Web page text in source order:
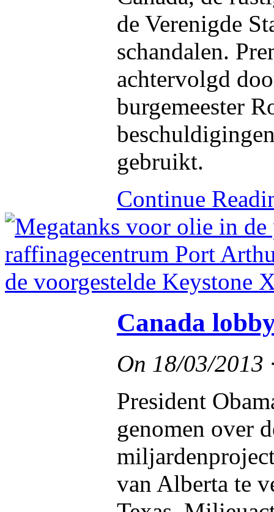
de Verenigde
schandalen.
achtervolgd
burgemeester
gebruikt.
Continue
Canada
On 18/03/2013
President
genomen over
van Alberta te